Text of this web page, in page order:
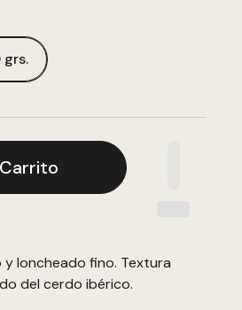
grs.
loncheado fino. Textura
del cerdo ibérico.